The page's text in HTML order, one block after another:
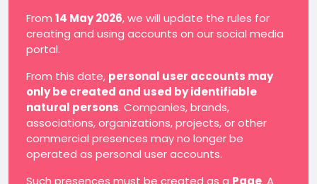
From 14 May 2026, we will update the rules for
creating and using accounts on our social media
portal.
From this date, personal user accounts may
only be created and used by identifiable
natural persons. Companies, brands,
associations, organizations, projects, or other
commercial presences may no longer be
operated as personal user accounts.
Such presences must be created as a Page. A